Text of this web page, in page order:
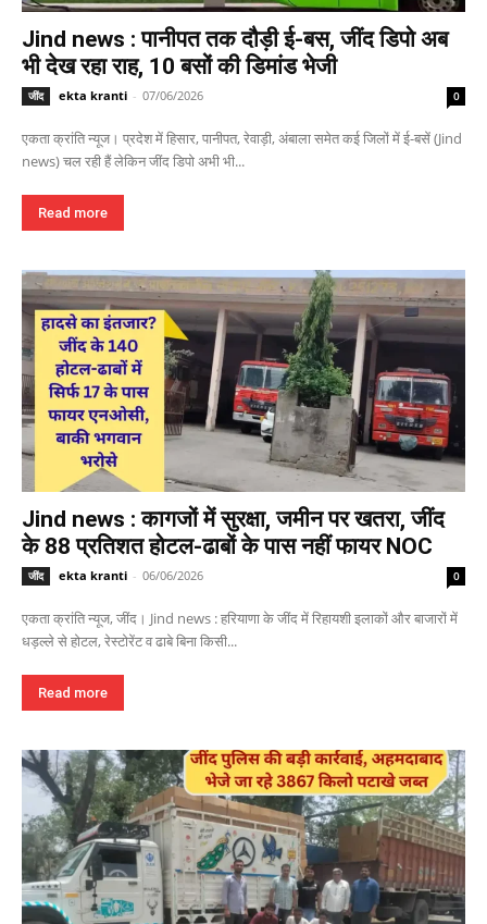
Jind news : पानीपत तक दौड़ी ई-बस, जींद डिपो अब
भी देख रहा राह, 10 बसों की डिमांड भेजी
जींद ekta kranti - 07/06/2026 0
एकता क्रांति न्यूज। प्रदेश में हिसार, पानीपत, रेवाड़ी, अंबाला समेत कई जिलों में ई-बसें (Jind
news) चल रही हैं लेकिन जींद डिपो अभी भी...
Read more
Jind news : कागजों में सुरक्षा, जमीन पर खतरा, जींद
के 88 प्रतिशत होटल-ढाबों के पास नहीं फायर NOC
जींद ekta kranti - 06/06/2026 0
एकता क्रांति न्यूज, जींद। Jind news : हरियाणा के जींद में रिहायशी इलाकों और बाजारों में
धड़ल्ले से होटल, रेस्टोरेंट व ढाबे बिना किसी...
Read more